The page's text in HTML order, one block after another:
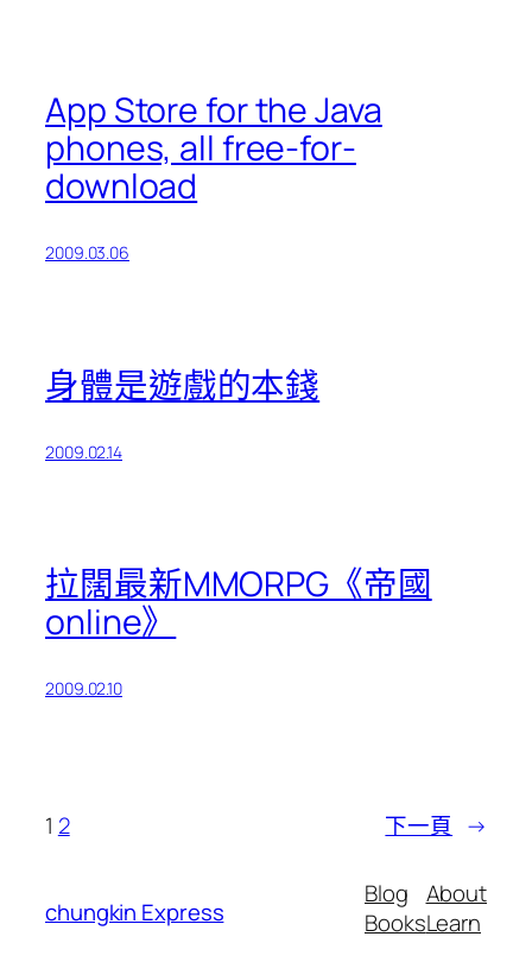
App Store for the Java
phones, all free-for-
download
2009.03.06
身體是遊戲的本錢
2009.02.14
拉闊最新MMORPG《帝國
online》
2009.02.10
1 2 下一頁 →
chungkin Express
Blog
Books
About
Learn